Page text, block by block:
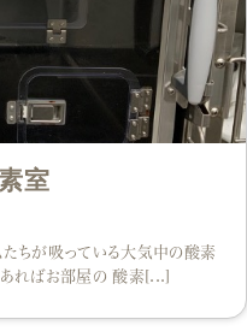
室
ちが吸っている大気中の酸素
ればお部屋の 酸素[...]